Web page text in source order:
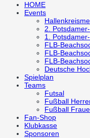
HOME
Events
2.
1.
FLB-
FLB-
FLB-
Deutsche
Spielplan
Teams
Futsal
Fußball
Fußball
Fan-Shop
Klubkasse
Sponsoren